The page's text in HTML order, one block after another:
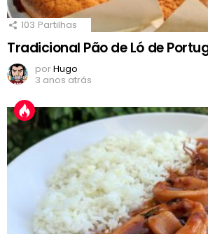
103 Partilhas
Tradicional Pão de Ló de
porHugo
3 anos atrás